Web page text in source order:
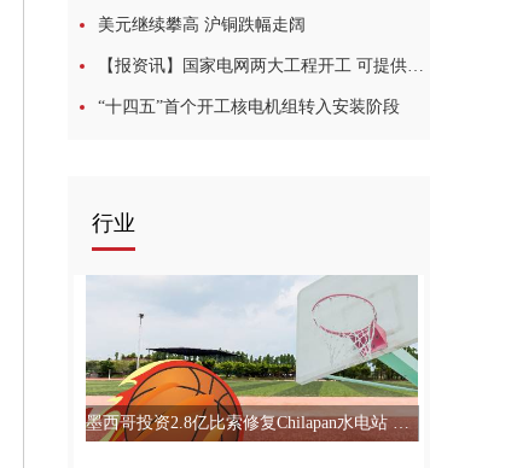
美元继续攀高 沪铜跌幅走阔
【报资讯】国家电网两大工程开工 可提供就业岗位超2万个
“十四五”首个开工核电机组转入安装阶段
行业
墨西哥投资2.8亿比索修复Chilapan水电站 环球今热点